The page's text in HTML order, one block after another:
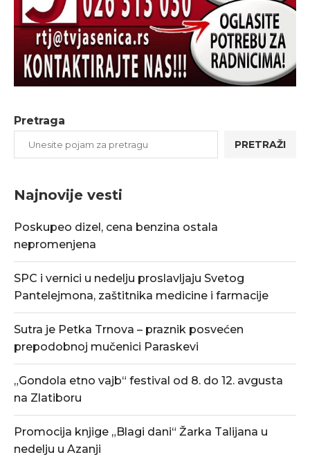
Pretraga
PRETRAŽI
Najnovije vesti
Poskupeo dizel, cena benzina ostala
nepromenjena
SPC i vernici u nedelju proslavljaju Svetog
Pantelejmona, zaštitnika medicine i farmacije
Sutra je Petka Trnova – praznik posvećen
prepodobnoj mučenici Paraskevi
„Gondola etno vajb“ festival od 8. do 12. avgusta
na Zlatiboru
Promocija knjige „Blagi dani“ Žarka Talijana u
nedelju u Azanji